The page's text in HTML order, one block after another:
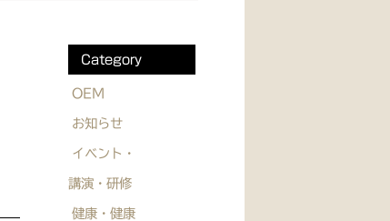
Category
OEM
お知らせ
イベント・
講演・研修
健康・健康